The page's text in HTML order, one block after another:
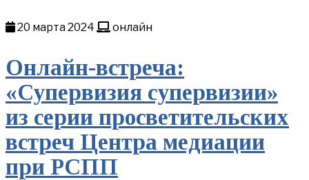
20 марта 2024 онлайн
Онлайн-встреча:
«Супервизия супервизии»
из серии просветительских
встреч Центра медиации
при РСПП